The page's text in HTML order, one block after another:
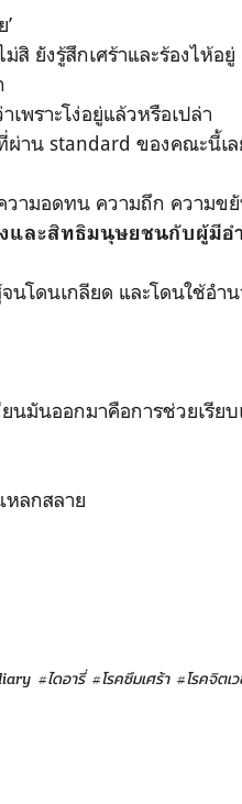
สิ ยังรู้สึกเศร้าและร้องไห้อ
พราะโง่อยู่แล้วหรือเปล่า
น standard ของคณะนี้เล
วามอดทน ความถึก ความข
และสิทธิมนุษยชนกับผู้มีอ
นโดนเกลียด และโดนใช้อำ
มันออกมาคือการช่วยเรียบ
หลกสลาย
#ไดอารี่ #โรคซึมเศร้า #โรคจิตเ